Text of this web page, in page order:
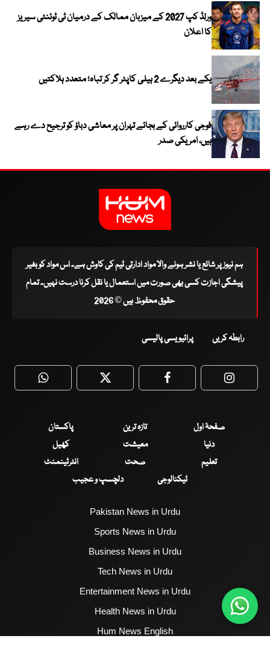
ورلڈ کپ 2027 کے میزبان ممالک کے درمیان ٹی ٹوئنٹی سیریز
کا اعلان
یکے بعد دیگرے 2 ہیلی کاپٹر گر کر تباہ؛ متعدد ہلاکتیں
فوجی کارروائی کے بجائے تہران پر معاشی دباؤ کو ترجیح دے رہے
ہیں، امریکی صدر
ہم نیوز پر شائع یا نشر ہونے والا مواد ادارتی ٹیم کی کاوش ہے۔ اس مواد کو بغیر
پیشگی اجازت کسی بھی صورت میں استعمال یا نقل کرنا درست نہیں۔ تمام
حقوق محفوظ ہیں © 2026
رابطہ کریں پرائیویسی پالیسی
WhatsApp Twitter Facebook
صفحۂ اول تازہ ترین
پاکستان
دنیا
معیشت
کھیل
تعلیم
صحت
انٹرٹینمنٹ
ٹیکنالوجی
دلچسپ و عجیب
Pakistan News in Urdu
Sports News in Urdu
Business News in Urdu
Tech News in Urdu
Entertainment News in Urdu
Health News in Urdu
Hum News English